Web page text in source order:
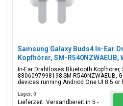
Samsung Galaxy Buds4 In-Ear
Kopfhörer, SM-R540NZWAEUB,
In-Ear Drahtloses Bluetooth Kopfhörer,
8806097998198;SM-R540NZWAEUB,
devices running Andriod One UI 8.5 or
Lager: 0
Lieferzeit: Versandbereit in 5 -